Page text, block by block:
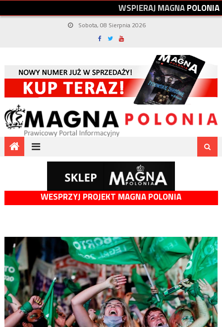
WSPIERAJMAGNAPOLONIA
Sobota, 08 Sierpnia 2026
WESPRZYJ PROJEKT MAGNA POLONIA